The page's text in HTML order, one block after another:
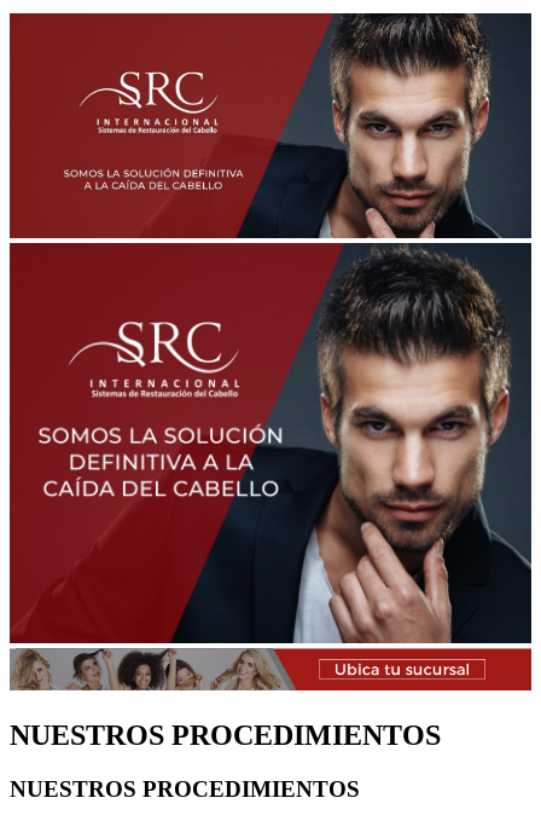
NUESTROS PROCEDIMIENTOS
NUESTROS PROCEDIMIENTOS